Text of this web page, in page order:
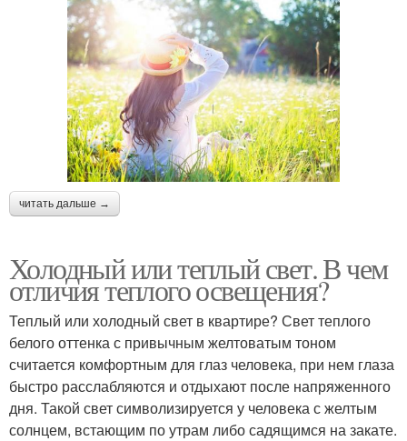
читать дальше →
Холодный или теплый свет. В чем
отличия теплого освещения?
Теплый или холодный свет в квартире? Свет теплого
белого оттенка с привычным желтоватым тоном
считается комфортным для глаз человека, при нем глаза
быстро расслабляются и отдыхают после напряженного
дня. Такой свет символизируется у человека с желтым
солнцем, встающим по утрам либо садящимся на закате.